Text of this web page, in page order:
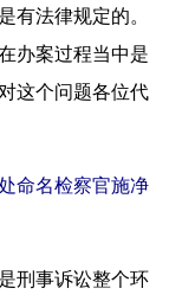
法律规定的。
办案过程当中是
这个问题各位代
命名检察官施净
刑事诉讼整个环